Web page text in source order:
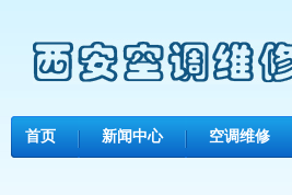
首页 新闻中心 空调维修